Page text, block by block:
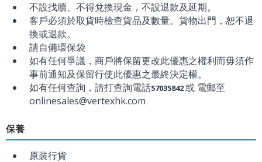
不設找贖、不得兌換現金，不設退款及延期。
客戶必須於取貨時檢查貨品及數量。貨物出門，恕不退
換或退款。
請自備環保袋
如有任何爭議，商戶將保留更改此優惠之權利而毋須作
事前通知及保留行使此優惠之最終決定權。
如有任何查詢，請打查詢電話57035842或 電郵至
onlinesales@vertexhk.com
保養
原裝行貨